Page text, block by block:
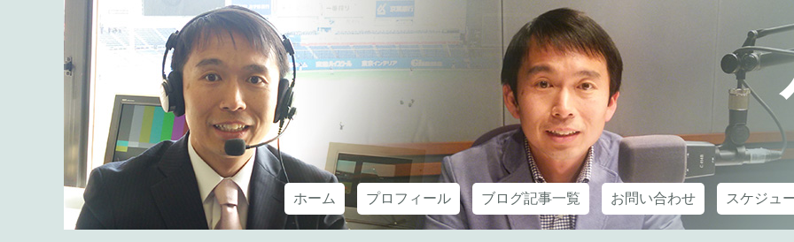
ホーム プロフィール ブログ記事一覧 お問い合わせ スケジュ